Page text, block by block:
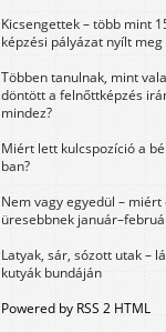
Kicsengettek – több mint
képzési pályázat nyílt
Többen tanulnak, mint
döntött a felnőttképzés
mindez?
Miért lett kulcspozíció a
ban?
Nem vagy egyedül –
üresebbnek
Latyak, sár, sózott utak –
kutyák bundáján
Powered by RSS 2 HTML